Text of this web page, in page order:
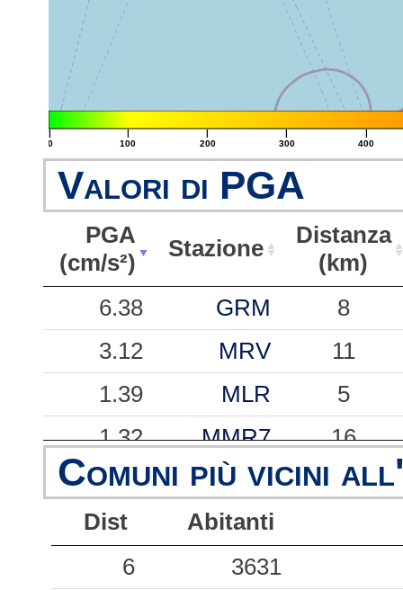
|
0
|
100
|
200
|
300
|
400
Valori di PGA
PGA
(cm/s²)
Stazione
Distanza
(km)
PGA
(cm/s²)
Stazione
Distanza
(km)
6.38 GRM
8
3.12
MRV
11
1.39
MLR
5
1.32
MMR7
16
0.52
GSS
57
0.40
SAR
0.29
BRN
Comuni più vicini
Dist
Abitanti
6
3631